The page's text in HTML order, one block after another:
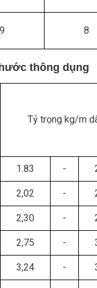
9 8
thông dụng
Tỷ trọng kg/m
1.83 -
2,02 -
2,30 -
2,75 -
3,24 -